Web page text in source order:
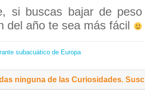
si buscas bajar de
del año te sea más fácil
subacuático de Europa
ninguna de las Curiosidades.